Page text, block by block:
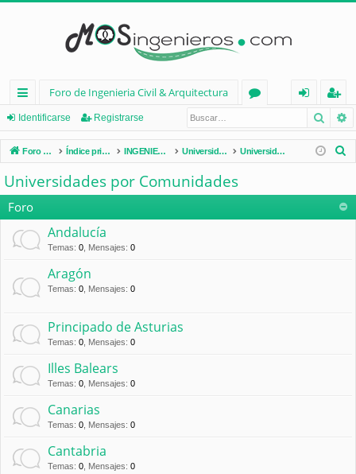
nl
ac
es
rá
pi
d
Foro de Ingenieria Civil & Arquitectura
os
nt
ifi
eg
ist
ra
Identificarse Registrarse
Foro de Ingenieria Civil & Arquitectura Índice principal INGENIERÍA CIVIL (España) Universidades de España Universidades por Comunidades
a
Universidades por Comunidades
Foro
Andalucía
Temas: 0 Mensajes: 0
Aragón
Temas: 0 Mensajes: 0
Principado de Asturias
Temas: 0 Mensajes: 0
Illes Balears
Temas: 0 Mensajes: 0
Canarias
Temas: 0 Mensajes: 0
Cantabria
Temas: 0 Mensajes: 0